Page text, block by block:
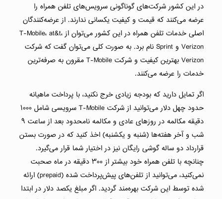
در این کشور شرکت‌های گوناگونی سرویس‌های تلفن همراه را
عرضه می‌کنند که قیمت و کیفیت یکسانی ندارند. از عرضه‌کنندگان
اصلی خدمات تلفن همراه در این کشور می‌توان از T-Mobile، at&t،
Verizon و Sprint نام برد. به صورت کلی می‌توان گفت که شرکت
Verizon بهترین کیفیت و شرکت T-Mobile مقرون به صرفه‌ترین
خدمات را عرضه می‌کنند.
اگر تمایل دارید که بودجه زیادی خرج نکنید، با پرداخت ماهیانه
حدود چهل دلار می‌توانید از شرکت T-Mobile سرویسی شامل ۱۰۰۰
دقیقه مکالمه در روزهای عادی و مکالمه نامحدود بعد از ساعت ۹
شب و آخر هفته‌ها (شنبه و یکشنبه) اخذ کنید که در صورت بستن
قرارداد دو ساله گوشی رایگان نیز در اختیار شما قرار می‌گیرد.
چنانچه با تلفن همراه خود بیشتر از ۳۰۰ دقیقه در ماه صحبت
نمی‌کنید، می‌توانید از تلفن‌های پیش‌پرداخت شده (prepaid) ارائه
شده توسط این شرکت بهره‌مند گردید. اگر مبلغ یکصد دلار در ابتدا